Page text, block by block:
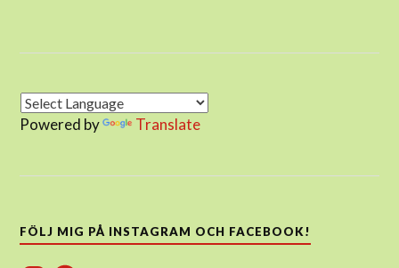
Powered by Translate
FÖLJ MIG PÅ INSTAGRAM OCH FACEBOOK!